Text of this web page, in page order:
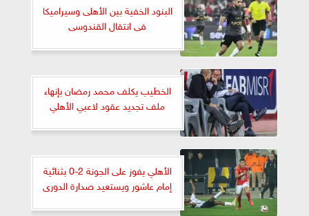
البنود الخفية بين الأهلى وسيراميكا
فى انتقال القندوسى
الخطيب يكلف محمد رمضان بإنهاء
ملف تجديد عقود لاعبي الأهلي
الأهلي يفوز على الجونة 2-0 بثنائية
إمام عاشور ويستعيد صدارة الدورى